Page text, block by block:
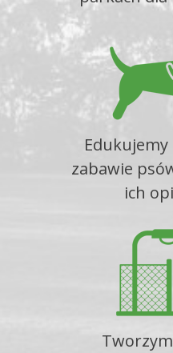
zabawie
ich